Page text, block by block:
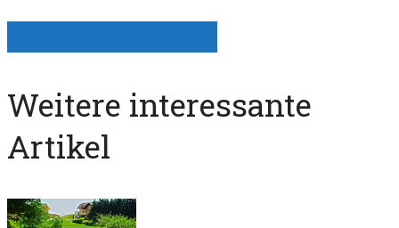
Weitere interessante
Artikel